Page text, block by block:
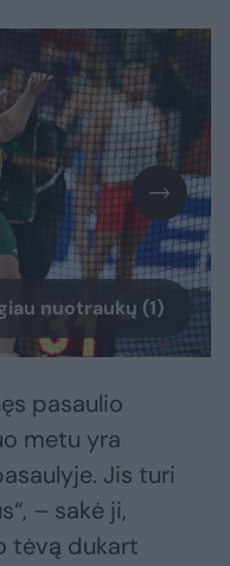
nuotraukų (1)
pasaulio
metu yra
Jis turi
– sakė ji,
tėvą dukart